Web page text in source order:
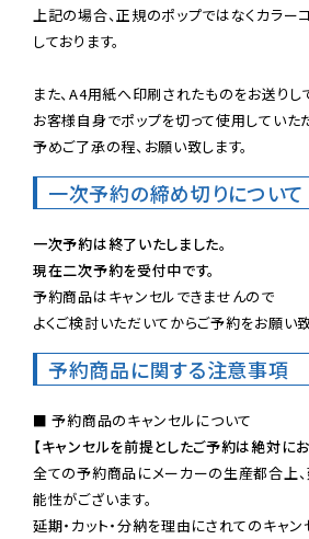
上記の場合、正規のポップではなくカラー
しております。
また、A4用紙へ印刷されたものをお送りし
お客様自身でポップを切って使用していた
予めご了承の程、お願い致します。
一次予約の締め切りについて
一次予約は終了いたしました。
現在二次予約を受付中です。
予約商品はキャンセルできませんので
よくご検討いただいてからご予約をお願い致
予約商品に関する注意事項
【キャンセルを前提としたご予約は絶対に
全ての予約商品にメーカーの生産都合上、
能性がございます。
延期・カット・分納を理由にされてのキャ